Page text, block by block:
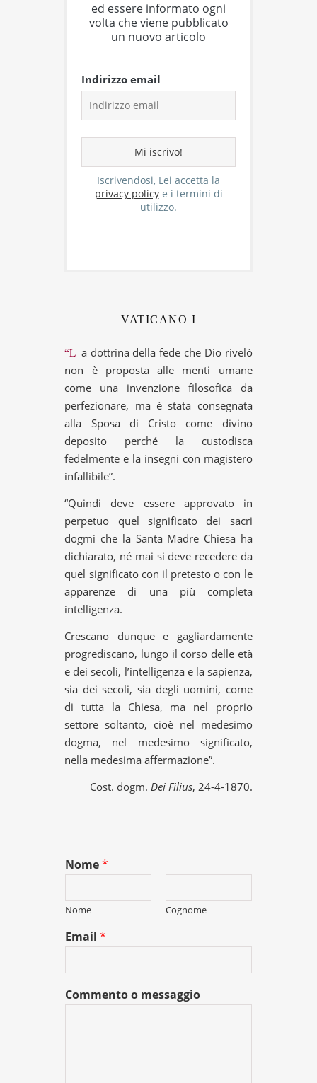
ed essere informato ogni
volta che viene pubblicato
un nuovo articolo
Indirizzo email
Iscrivendosi, Lei accetta la
privacy policye i termini di
utilizzo.
VATICANO I
“La dottrina della fede che Dio rivelò
non è proposta alle menti umane
come una invenzione filosofica da
perfezionare, ma è stata consegnata
alla Sposa di Cristo come divino
deposito perché la custodisca
fedelmente e la insegni con magistero
infallibile”.
“Quindi deve essere approvato in
perpetuo quel significato dei sacri
dogmi che la Santa Madre Chiesa ha
dichiarato, né mai si deve recedere da
quel significato con il pretesto o con le
apparenze di una più completa
intelligenza.
Crescano dunque e gagliardamente
progrediscano, lungo il corso delle età
e dei secoli, l’intelligenza e la sapienza,
sia dei secoli, sia degli uomini, come
di tutta la Chiesa, ma nel proprio
settore soltanto, cioè nel medesimo
dogma, nel medesimo significato,
nella medesima affermazione”.
Cost. dogm. Dei Filius, 24-4-1870.
Nome*
Nome Cognome
Email*
Commento o messaggio